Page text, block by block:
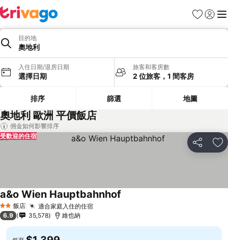
我的最愛
登入 選
目的地
奧地利
入住日期/退房日期
選擇日期
旅客和客房數
2 位旅客，1 間客房
排序 篩選 地圖
奧地利 歐洲 平價飯店
佣金如何影響排序
分享 加
受歡迎的住宿
2 星級飯店 適合家庭入住的住宿
a&o Wien Hauptbahnhof
6.9 35,578 維也納